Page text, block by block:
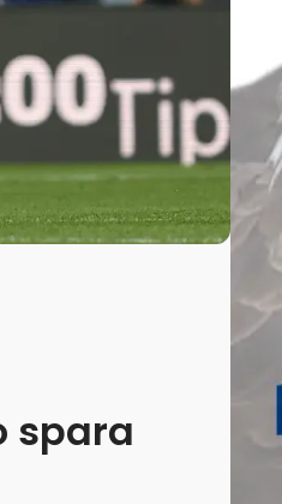
spara